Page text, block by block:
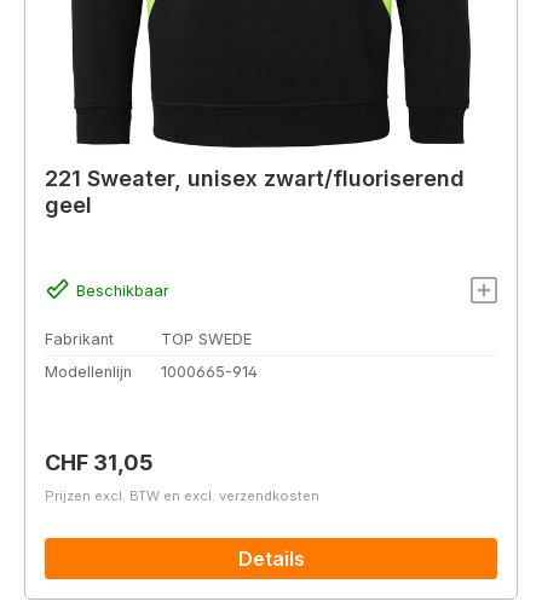
221 Sweater, unisex zwart/fluoriserend
geel
Beschikbaar
Fabrikant
TOP SWEDE
Modellenlijn
1000665-914
Normale prijs:
CHF 31,05
Prijzen excl. BTW en excl. verzendkosten
Details